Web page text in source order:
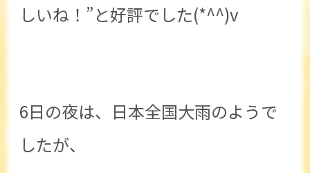
しいね！”と好評でした(*^^)v
6日の夜は、日本全国大雨のようで
したが、